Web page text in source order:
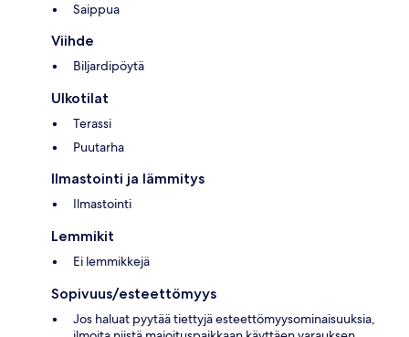
Saippua
Viihde
Biljardipöytä
Ulkotilat
Terassi
Puutarha
Ilmastointi ja lämmitys
Ilmastointi
Lemmikit
Ei lemmikkejä
Sopivuus/esteettömyys
Jos haluat pyytää tiettyjä esteettömyysominaisuuksia,